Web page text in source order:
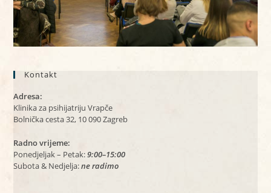
Kontakt
Adresa:
Klinika za psihijatriju Vrapče
Bolnička cesta 32, 10 090 Zagreb
Radno vrijeme:
Ponedjeljak – Petak:9:00–15:00
Subota & Nedjelja:ne radimo